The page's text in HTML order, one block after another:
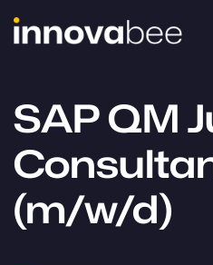
SAP QM
(m/w/d)